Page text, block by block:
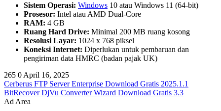
Sistem Operasi: Windows 10 atau Windows 11 (64-bit)
Prosesor: Intel atau AMD Dual-Core
RAM: 4 GB
Ruang Hard Drive: Minimal 200 MB ruang kosong
Resolusi Layar: 1024 x 768 piksel
Koneksi Internet: Diperlukan untuk pembaruan dan
pengiriman data HMRC (badan pajak UK)
265 0 April 16, 2025
Cerberus FTP Server Enterprise Download Gratis 2025.1.1
BitRecover DjVu Converter Wizard Download Gratis 3.3
Ad Area